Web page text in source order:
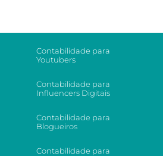
Contabilidade para
Youtubers
Contabilidade para
Influencers Digitais
Contabilidade para
Blogueiros
Contabilidade para